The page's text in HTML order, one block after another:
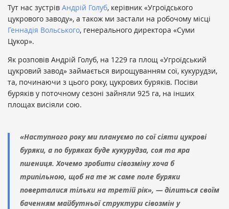
Тут нас зустрів Андрій Голуб, керівник «Угроїдського
цукрового заводу», а також ми застали на робочому місці
Геннадія Вольського, генерального директора «Суми
Цукор».
Як розповів Андрій Голуб, на 1229 га площ «Угроїдський
цукровий завод» займається вирощуванням сої, кукурудзи,
та, починаючи з цього року, цукрових буряків. Посіви
буряків у поточному сезоні зайняли 925 га, на інших
площах висіяли сою.
«Наступного року ми плануємо по сої сіяти цукрові
буряки, а по буряках буде кукурудза, соя та яра
пшениця. Хочемо зробити сівозміну хоча б
трипільною, щоб на те ж саме поле буряки
поверталися тільки на третій рік», — ділиться своїм
баченням майбутньої структури сівозмін у